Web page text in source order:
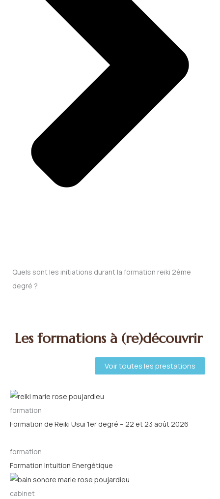
Quels sont les initiations durant la formation reiki 2ème
degré ?
Les formations à (re)découvrir
Voir toutes les prestations
formation
Formation de Reiki Usui 1er degré – 22 et 23 août 2026
formation
Formation Intuition Energétique
cabinet